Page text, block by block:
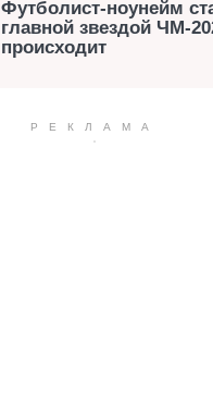
Футболист-ноунейм
главной звездой ЧМ-
происходит